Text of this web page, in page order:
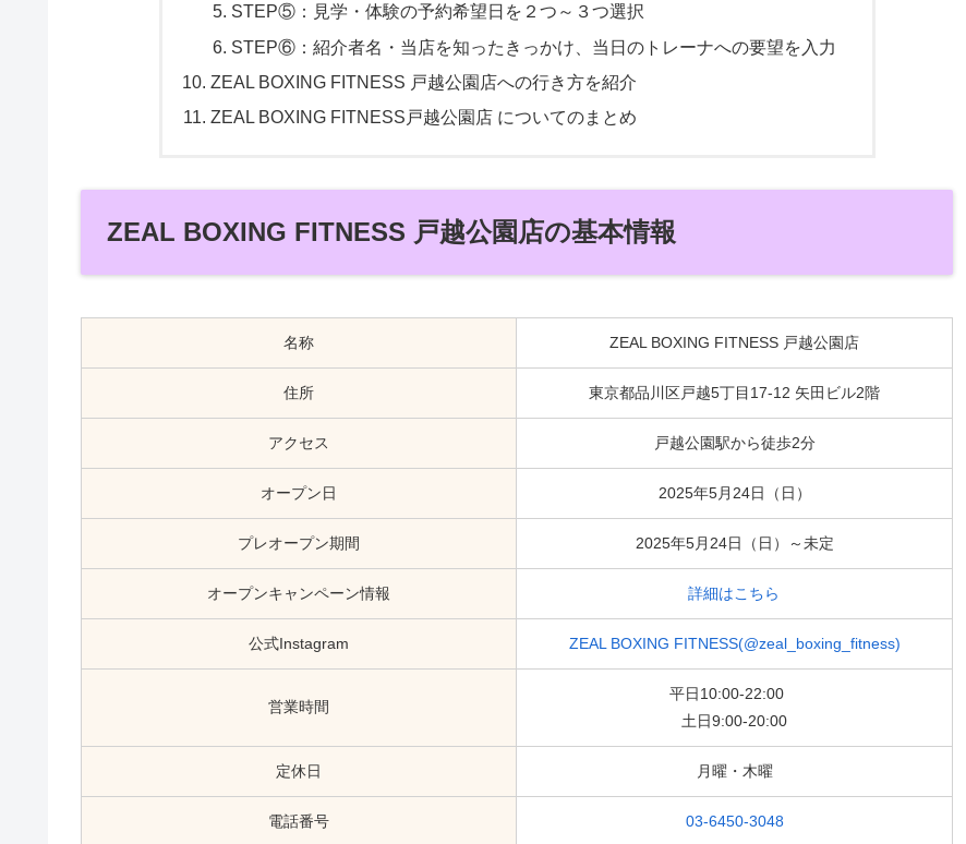
STEP⑤：見学・体験の予約希望日を２つ～３つ選択
STEP⑥：紹介者名・当店を知ったきっかけ、当日のトレーナへの要望を入力
ZEAL BOXING FITNESS 戸越公園店への行き方を紹介
ZEAL BOXING FITNESS戸越公園店 についてのまとめ
ZEAL BOXING FITNESS 戸越公園店の基本情報
名称 ZEAL BOXING FITNESS 戸越公園店
住所 東京都品川区戸越5丁目17-12 矢田ビル2階
アクセス 戸越公園駅から徒歩2分
オープン日 2025年5月24日（日）
プレオープン期間 2025年5月24日（日）～未定
オープンキャンペーン情報 詳細はこちら
公式Instagram ZEAL BOXING FITNESS(@zeal_boxing_fitness)
営業時間
平日10:00-22:00
土日9:00-20:00
定休日 月曜・木曜
電話番号 03-6450-3048